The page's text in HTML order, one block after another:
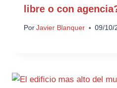
libre o con
Por Javier Blanquer 09/10/